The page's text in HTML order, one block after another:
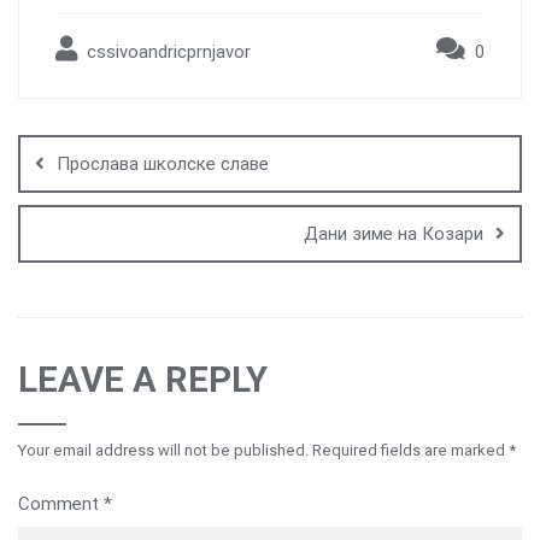
cssivoandricprnjavor 0
navigation
Прослава школске славе
Дани зиме на Козари
LEAVE A REPLY
Your email address will not be published. Required fields are marked *
Comment *